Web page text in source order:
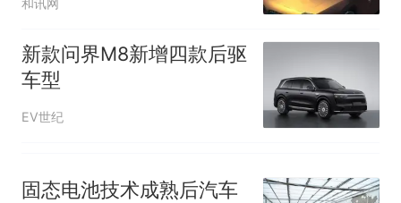
新款问界M8新增四款后驱
车型
EV世纪
固态电池技术成熟后汽车